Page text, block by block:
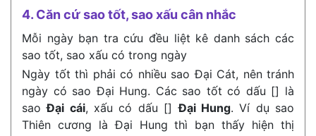
4. Căn cứ sao tốt, sao xấu cân nhắc
Mỗi ngày bạn tra cứu đều liệt kê danh sách các
sao tốt, sao xấu có trong ngày
Ngày tốt thì phải có nhiều sao Đại Cát, nên tránh
ngày có sao Đại Hung. Các sao tốt có dấu [] là
saoĐại cái, xấu có dấu []Đại Hung. Ví dụ sao
Thiên cương là Đại Hung thì bạn thấy hiện thị